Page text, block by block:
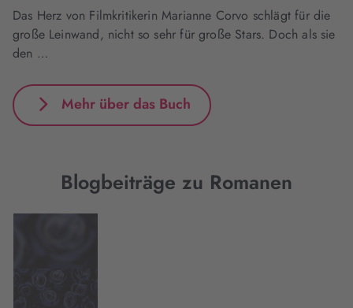
Das Herz von Filmkritikerin Marianne Corvo schlägt für die
große Leinwand, nicht so sehr für große Stars. Doch als sie
den …
Mehr über das Buch
Blogbeiträge zu Romanen